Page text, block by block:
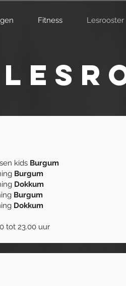
Fitness Lesrooster
kids Burgum
Burgum
Dokkum
Burgum
Dokkum
tot 23.00 uur